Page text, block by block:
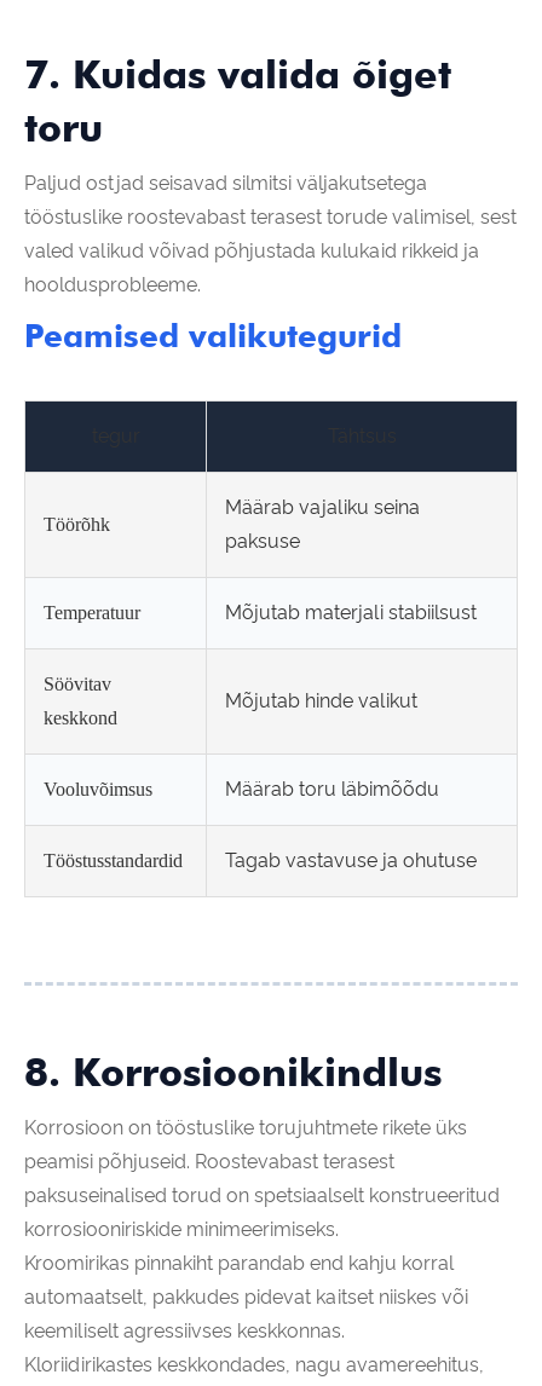
7. Kuidas valida õiget
toru
Paljud ostjad seisavad silmitsi väljakutsetega
tööstuslike roostevabast terasest torude valimisel, sest
valed valikud võivad põhjustada kulukaid rikkeid ja
hooldusprobleeme.
Peamised valikutegurid
Töörõhk
Määrab vajaliku seina
paksuse
Temperatuur Mõjutab materjali stabiilsust
Söövitav
keskkond
Mõjutab hinde valikut
Vooluvõimsus Määrab toru läbimõõdu
Tööstusstandardid Tagab vastavuse ja ohutuse
8. Korrosioonikindlus
Korrosioon on tööstuslike torujuhtmete rikete üks
peamisi põhjuseid. Roostevabast terasest
paksuseinalised torud on spetsiaalselt konstrueeritud
korrosiooniriskide minimeerimiseks.
Kroomirikas pinnakiht parandab end kahju korral
automaatselt, pakkudes pidevat kaitset niiskes või
keemiliselt agressiivses keskkonnas.
Kloriidirikastes keskkondades, nagu avamereehitus,